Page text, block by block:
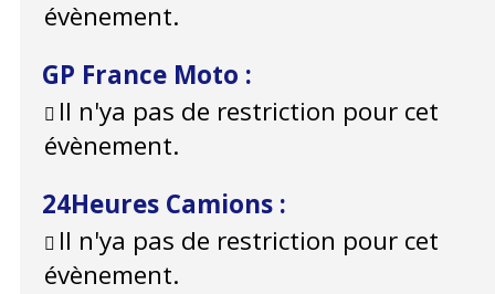
évènement.
GP France Moto :
Il n'ya pas de restriction pour cet
évènement.
24Heures Camions :
Il n'ya pas de restriction pour cet
évènement.